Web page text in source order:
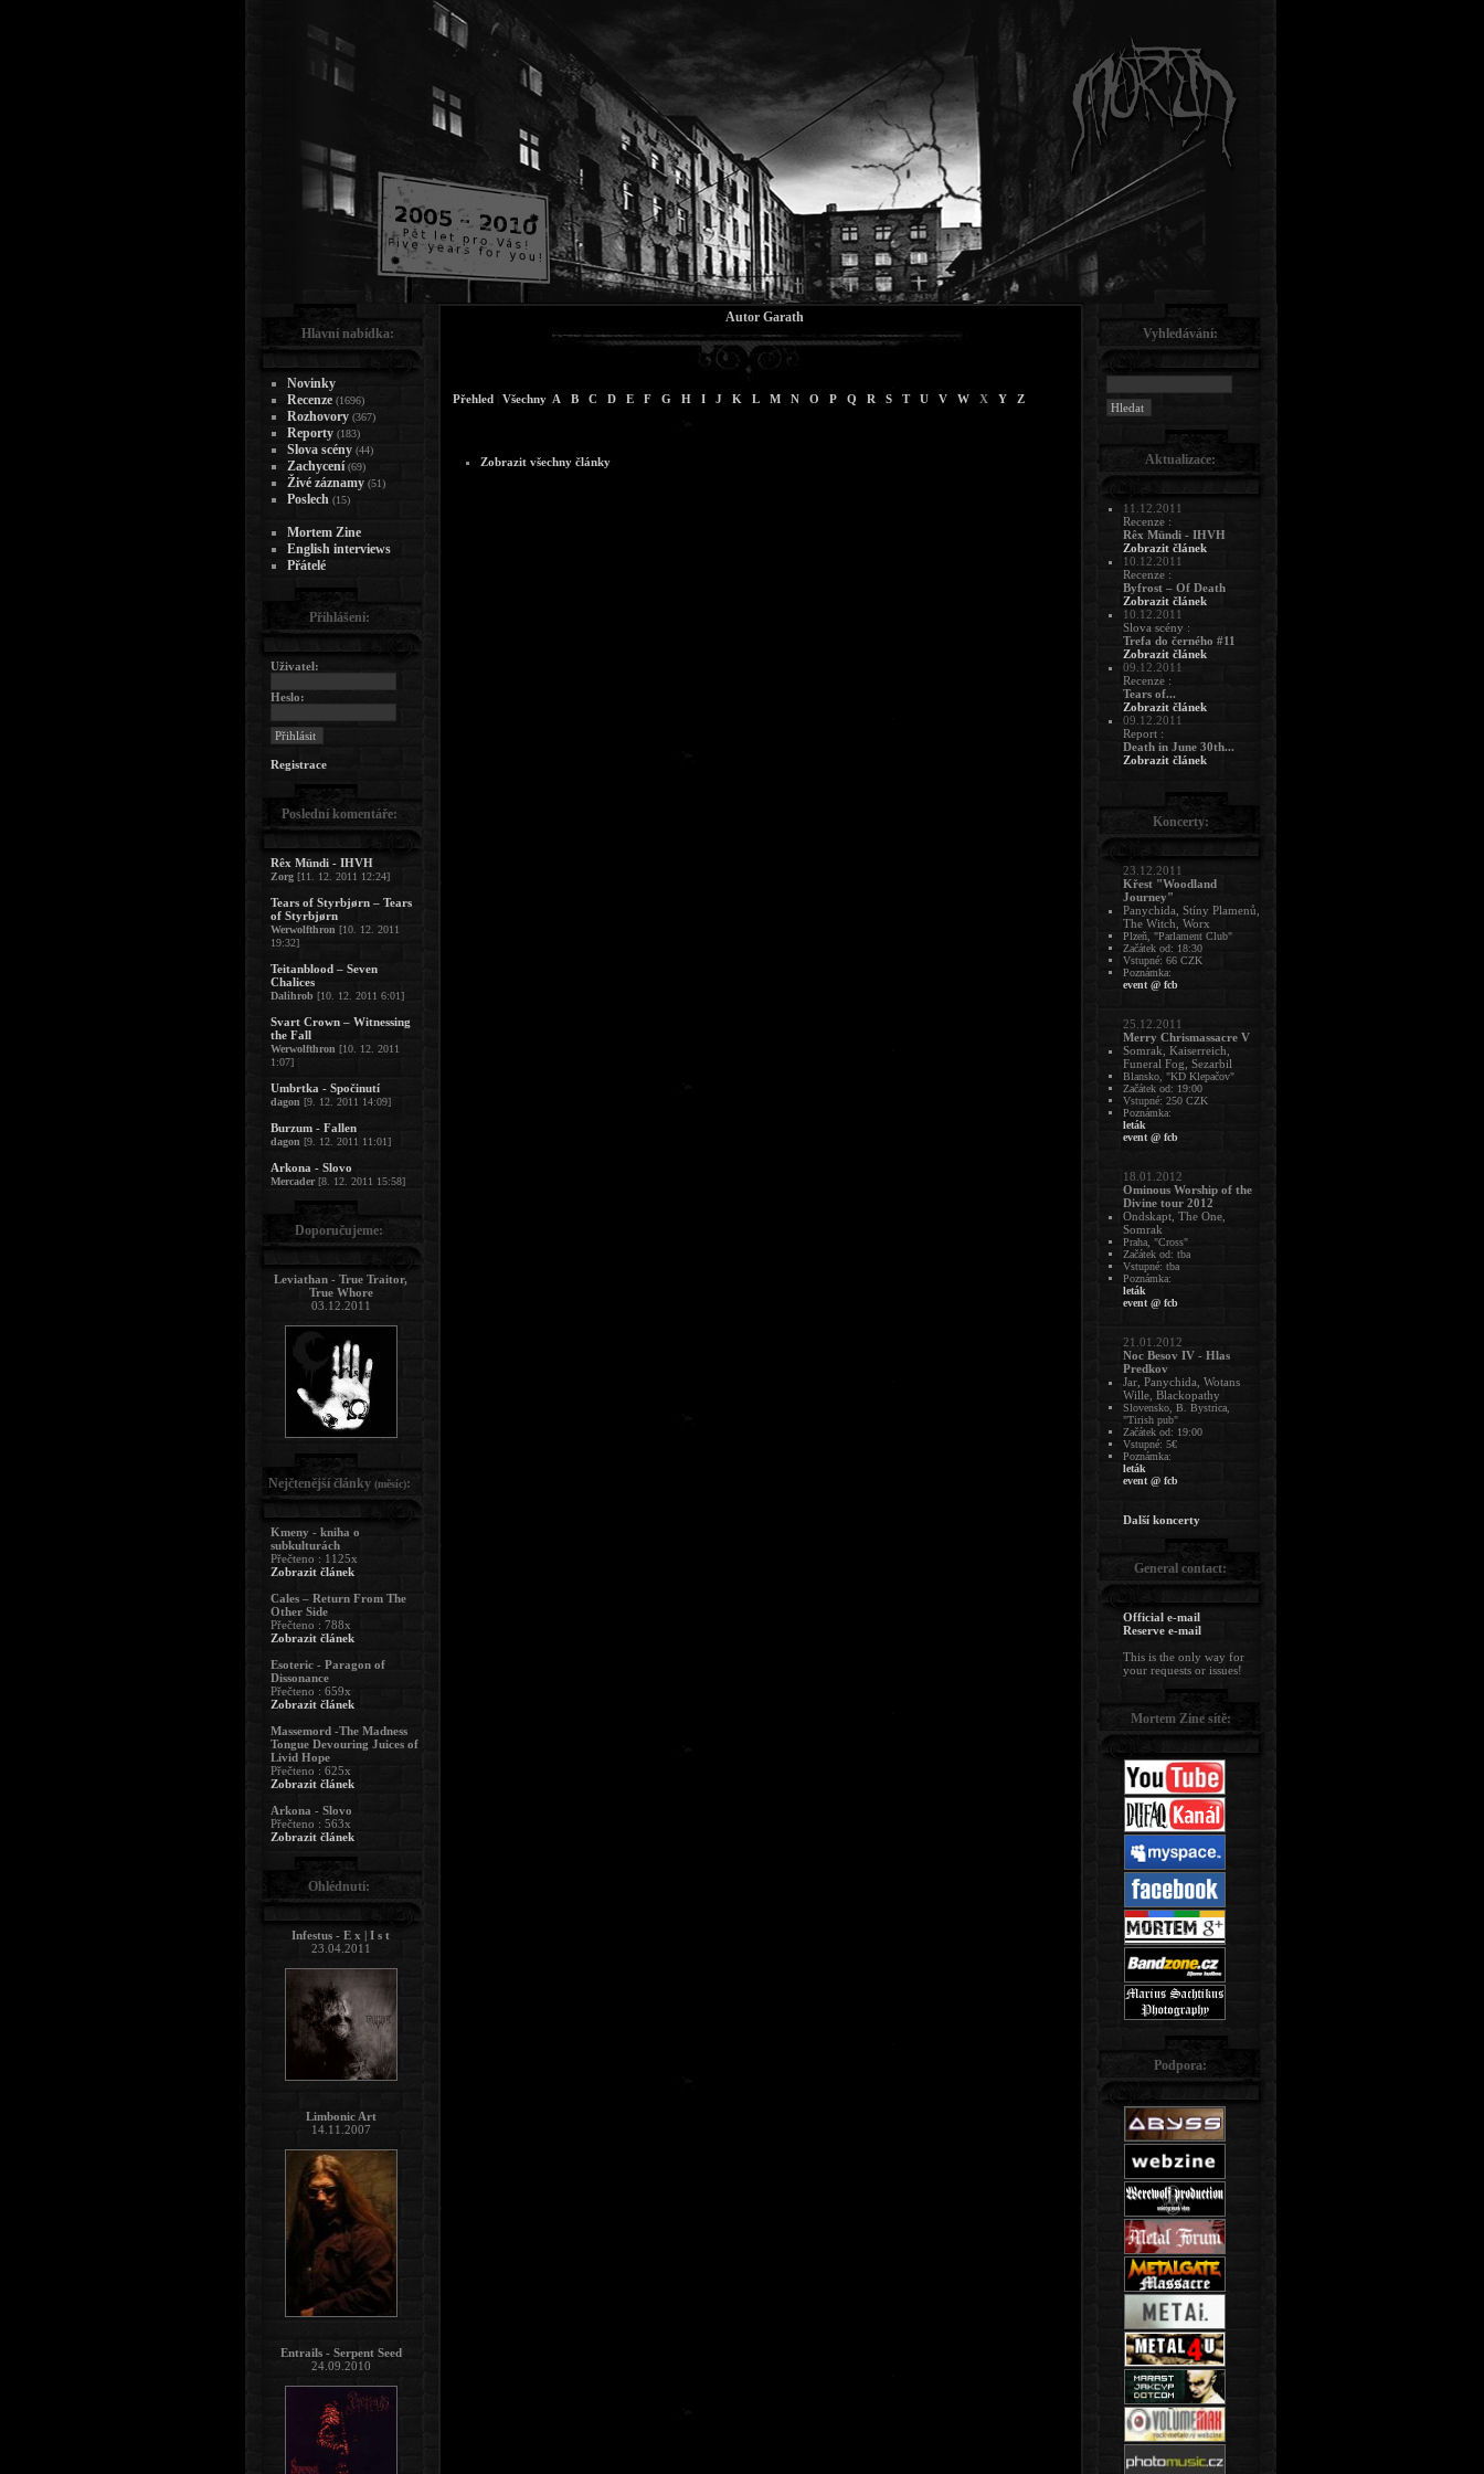
Autor Garath
Přehled Všechny A B C D E F G H I J K L M N O P Q R S T U V W X Y Z
Zobrazit všechny články
Hlavní nabídka:
Novinky
Recenze (1696)
Rozhovory (367)
Reporty (183)
Slova scény (44)
Zachycení (69)
Živé záznamy (51)
Poslech (15)
Mortem Zine
English interviews
Přátelé
Přihlášení:
Uživatel:
Heslo:
Registrace
Poslední komentáře:
Rêx Mündi - IHVH
Zorg [11. 12. 2011 12:24]
Tears of Styrbjørn – Tears
of Styrbjørn
Werwolfthron [10. 12. 2011
19:32]
Teitanblood – Seven
Chalices
Dalihrob [10. 12. 2011 6:01]
Svart Crown – Witnessing
the Fall
Werwolfthron [10. 12. 2011
1:07]
Umbrtka - Spočinutí
dagon [9. 12. 2011 14:09]
Burzum - Fallen
dagon [9. 12. 2011 11:01]
Arkona - Slovo
Mercader[8. 12. 2011 15:58]
Doporučujeme:
Leviathan - True Traitor,
True Whore
03.12.2011
Nejčtenější články (měsíc):
Kmeny - kniha o
subkulturách
Přečteno : 1125x
Zobrazit článek
Cales – Return From The
Other Side
Přečteno : 788x
Zobrazit článek
Esoteric - Paragon of
Dissonance
Přečteno : 659x
Zobrazit článek
Massemord -The Madness
Tongue Devouring Juices of
Livid Hope
Přečteno : 625x
Zobrazit článek
Arkona - Slovo
Přečteno : 563x
Zobrazit článek
Ohlédnutí:
Infestus - E x | I s t
23.04.2011
Limbonic Art
14.11.2007
Entrails - Serpent Seed
24.09.2010
Vyhledávání:
Aktualizace:
11.12.2011
Recenze :
Rêx Mündi - IHVH
Zobrazit článek
10.12.2011
Recenze :
Byfrost – Of Death
Zobrazit článek
10.12.2011
Slova scény :
Trefa do černého #11
Zobrazit článek
09.12.2011
Recenze :
Tears of...
Zobrazit článek
09.12.2011
Report :
Death in June 30th...
Zobrazit článek
Koncerty:
23.12.2011
Křest "Woodland
Journey"
Panychida, Stíny Plamenů,
The Witch, Worx
Plzeň, "Parlament Club"
Začátek od: 18:30
Vstupné: 66 CZK
Poznámka:
event @ fcb
25.12.2011
Merry Chrismassacre V
Somrak, Kaiserreich,
Funeral Fog, Sezarbil
Blansko, "KD Klepačov"
Začátek od: 19:00
Vstupné: 250 CZK
Poznámka:
leták
event @ fcb
18.01.2012
Ominous Worship of the
Divine tour 2012
Ondskapt, The One,
Somrak
Praha, "Cross"
Začátek od: tba
Vstupné: tba
Poznámka:
leták
event @ fcb
21.01.2012
Noc Besov IV - Hlas
Predkov
Jar, Panychida, Wotans
Wille, Blackopathy
Slovensko, B. Bystrica,
"Tirish pub"
Začátek od: 19:00
Vstupné: 5€
Poznámka:
leták
event @ fcb
Další koncerty
General contact:
Official e-mail
Reserve e-mail
This is the only way for
your requests or issues!
Mortem Zine sítě:
Podpora: